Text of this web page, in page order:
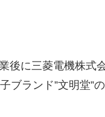
後に三菱電機株式
ランド”文明堂”